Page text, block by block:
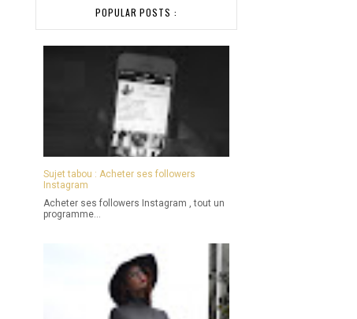
POPULAR POSTS :
Sujet tabou : Acheter ses followers
Instagram
Acheter ses followers Instagram , tout un
programme...